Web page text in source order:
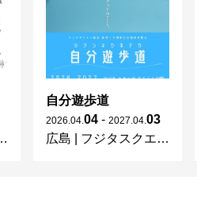
自分遊歩道
2026 04 04 - 2027 04 03
広島
フジタスクエアまるくる大野